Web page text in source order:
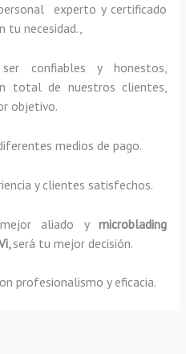
experto y certificado
tu necesidad.,
confiables y honestos,
total de nuestros clientes,
objetivo.
medios de pago.
y clientes satisfechos.
aliado ymicroblading
será tu mejor decisión.
profesionalismo y eficacia.